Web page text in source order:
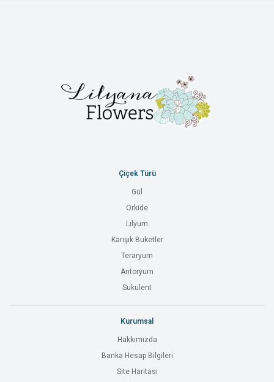
Çiçek Türü
Gül
Orkide
Lilyum
Karışık Buketler
Teraryum
Antoryum
Sukulent
Kurumsal
Hakkımızda
Banka Hesap Bilgileri
Site Haritası